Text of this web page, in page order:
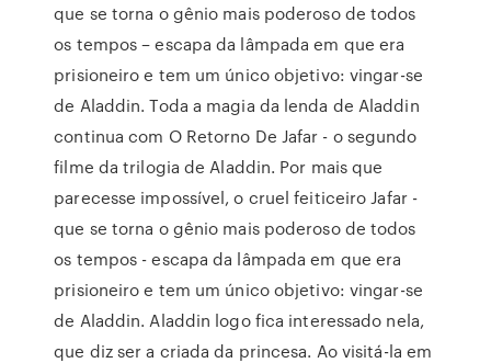
que se torna o gênio mais poderoso de todos
os tempos – escapa da lâmpada em que era
prisioneiro e tem um único objetivo: vingar-se
de Aladdin. Toda a magia da lenda de Aladdin
continua com O Retorno De Jafar - o segundo
filme da trilogia de Aladdin. Por mais que
parecesse impossível, o cruel feiticeiro Jafar -
que se torna o gênio mais poderoso de todos
os tempos - escapa da lâmpada em que era
prisioneiro e tem um único objetivo: vingar-se
de Aladdin. Aladdin logo fica interessado nela,
que diz ser a criada da princesa. Ao visitá-la em